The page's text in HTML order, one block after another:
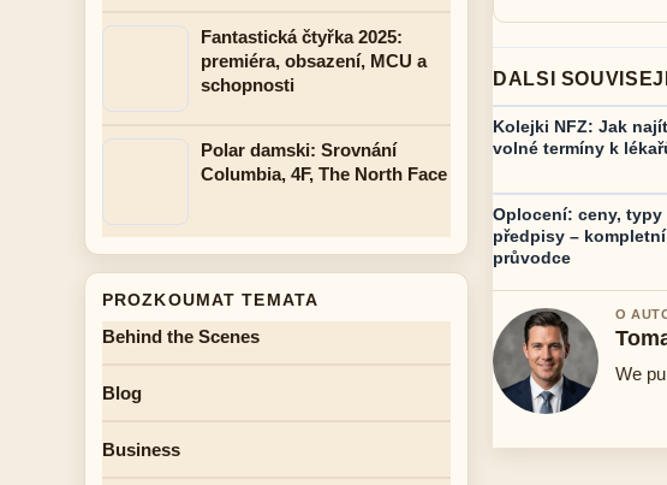
DALSI
Kolejki NFZ: Jak
volné termíny k
Oplocení: ceny, typy
předpisy – kompletní
průvodce
O
We
Fantastická čtyřka 2025:
premiéra, obsazení, MCU a
schopnosti
Polar damski: Srovnání
Columbia, 4F, The North Face
PROZKOUMAT TEMATA
Behind the Scenes
Blog
Business